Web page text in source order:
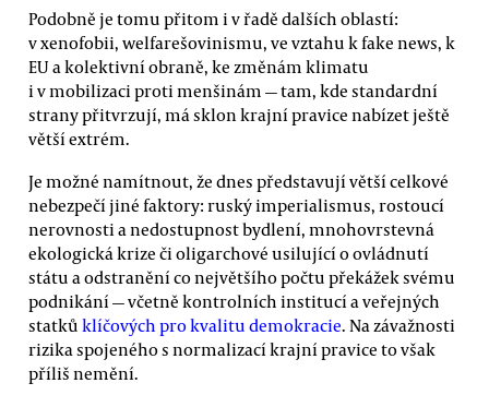
Podobně je tomu přitom i v řadě dalších oblastí:
v xenofobii, welfarešovinismu, ve vztahu k fake news, k
EU a kolektivní obraně, ke změnám klimatu
i v mobilizaci proti menšinám — tam, kde standardní
strany přitvrzují, má sklon krajní pravice nabízet ještě
větší extrém.
Je možné namítnout, že dnes představují větší celkové
nebezpečí jiné faktory: ruský imperialismus, rostoucí
nerovnosti a nedostupnost bydlení, mnohovrstevná
ekologická krize či oligarchové usilující o ovládnutí
státu a odstranění co největšího počtu překážek svému
podnikání — včetně kontrolních institucí a veřejných
statků klíčových pro kvalitu demokracie. Na závažnosti
rizika spojeného s normalizací krajní pravice to však
příliš nemění.